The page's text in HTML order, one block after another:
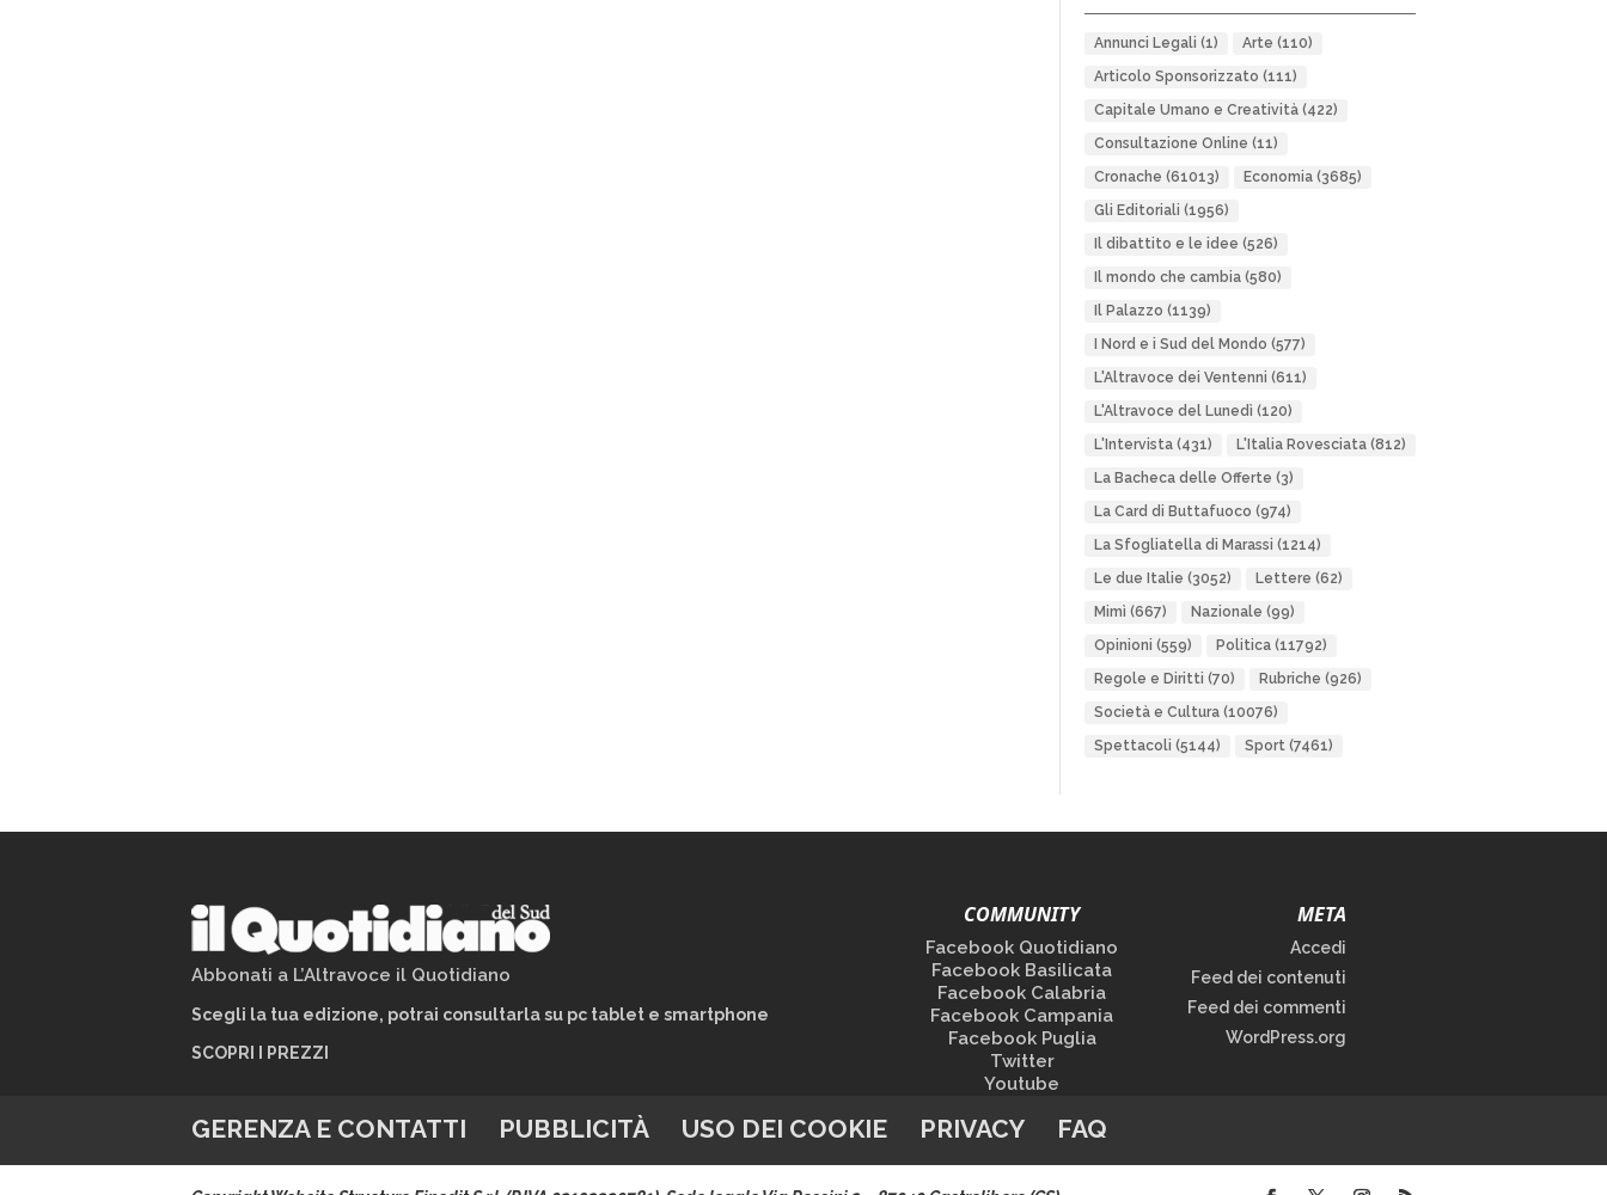
Annunci Legali (1) Arte (110)
Articolo Sponsorizzato (111)
Capitale Umano e Creatività(422)
Consultazione Online (11)
Cronache (61013) Economia(3685)
Gli Editoriali (1956)
Il dibattito e le idee (526)
Il mondo che cambia(580)
Il Palazzo (1139)
I Nord e i Sud del Mondo (577)
L'Altravoce dei Ventenni (611)
L'Altravoce del Lunedì (120)
L'Intervista(431) L'Italia Rovesciata(812)
La Bacheca delle Offerte (3)
La Card di Buttafuoco (974)
La Sfogliatella di Marassi (1214)
Le due Italie (3052) Lettere (62)
Mimì (667) Nazionale (99)
Opinioni (559) Politica(11792)
Regole e Diritti (70) Rubriche (926)
Società e Cultura(10076)
Spettacoli (5144) Sport(7461)
Abbonati a L’Altravoce il Quotidiano
Scegli la tua edizione, potrai consultarla su pc tablet e smartphone
SCOPRI I PREZZI
COMMUNITY
Facebook Quotidiano
Facebook Basilicata
Facebook Calabria
Facebook Campania
Facebook Puglia
Twitter
Youtube
META
Accedi
Feed dei contenuti
Feed dei commenti
WordPress.org
GERENZA E CONTATTI PUBBLICITÀ USO DEI COOKIE PRIVACY FAQ